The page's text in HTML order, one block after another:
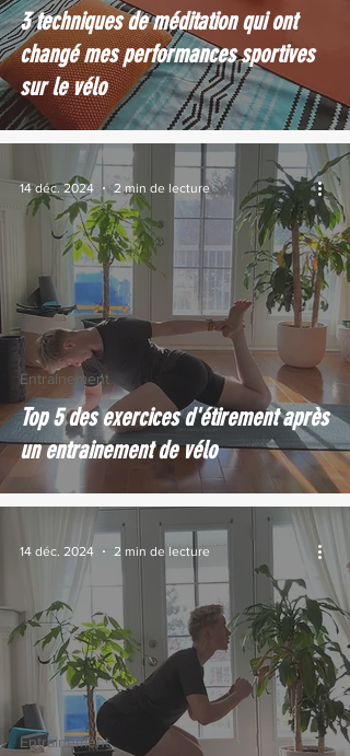
3 techniques de méditation qui ont
changé mes performances sportives
sur le vélo
Top 5 des exercices d'étirement après
un entrainement de vélo
Entrainement
14 déc. 2024 2 min de lecture
Entrainement
14 déc. 2024 2 min de lecture